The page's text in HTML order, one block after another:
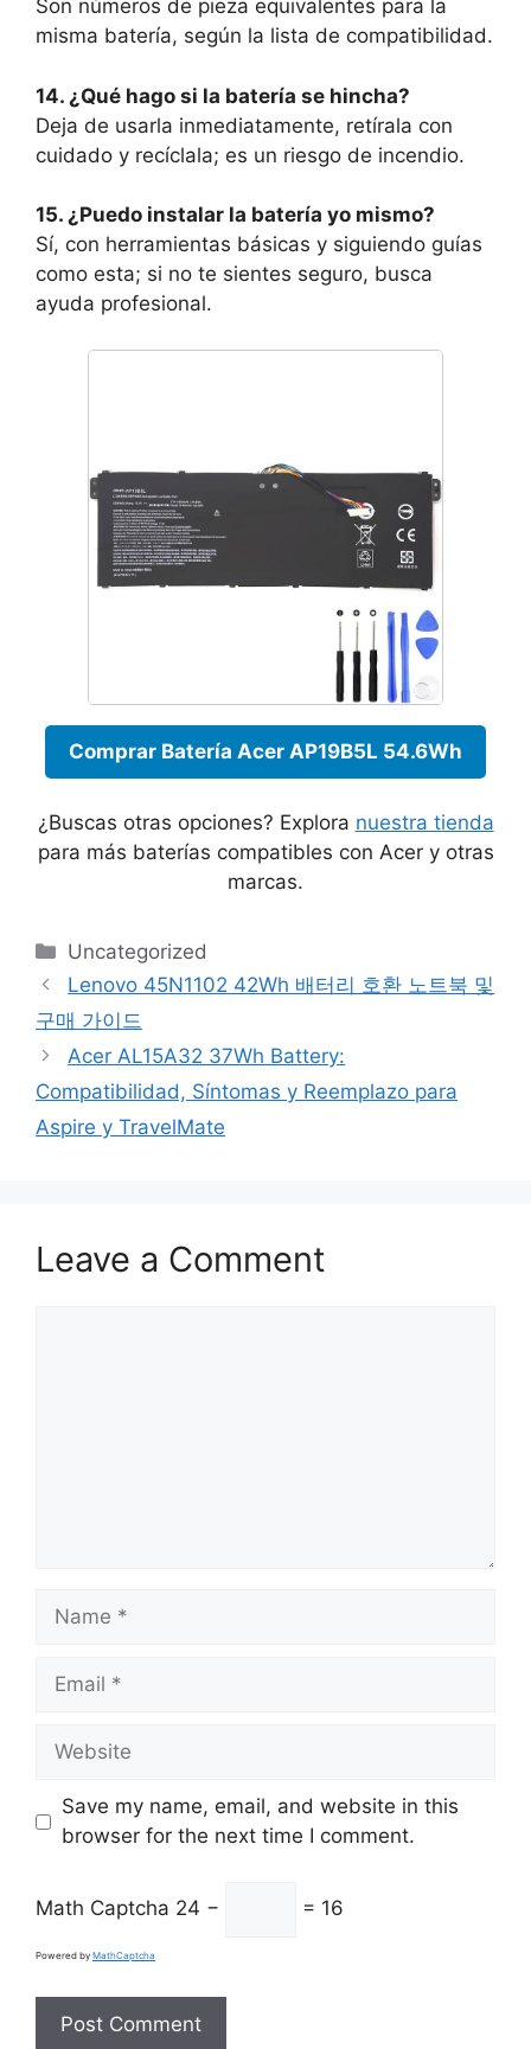
Son números de pieza equivalentes para la
misma batería, según la lista de compatibilidad.
14. ¿Qué hago si la batería se hincha?
Deja de usarla inmediatamente, retírala con
cuidado y recíclala; es un riesgo de incendio.
15. ¿Puedo instalar la batería yo mismo?
Sí, con herramientas básicas y siguiendo guías
como esta; si no te sientes seguro, busca
ayuda profesional.
Comprar Batería Acer AP19B5L 54.6Wh
¿Buscas otras opciones? Explora nuestra tienda
para más baterías compatibles con Acer y otras
marcas.
Categories
Uncategorized
Lenovo 45N1102 42Wh 배터리 호환 노트북 및
구매 가이드
Acer AL15A32 37Wh Battery:
Compatibilidad, Síntomas y Reemplazo para
Aspire y TravelMate
Leave a Comment
Name
Email
Website
Save my name, email, and website in this
browser for the next time I comment.
Math Captcha 24 − = 16
Powered by MathCaptcha